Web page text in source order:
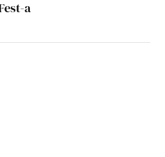
a